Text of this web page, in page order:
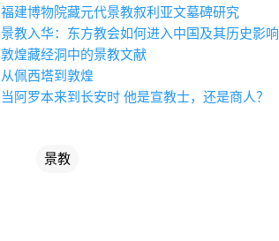
福建博物院藏元代景教叙利亚文墓碑研究
景教入华：东方教会如何进入中国及其历史影响
敦煌藏经洞中的景教文献
从佩西塔到敦煌
当阿罗本来到长安时 他是宣教士，还是商人？
景教